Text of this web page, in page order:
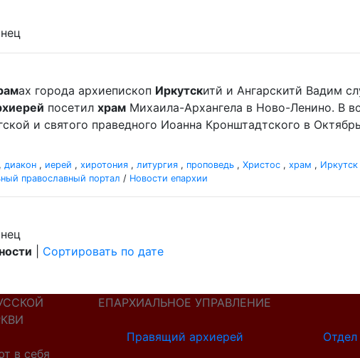
ах города архиепископ Иркутскитй и Ангарскитй Вадим
посетил храм Михаила-Архангела в Ново-Ленино. В
и святого праведного Иоанна Кронштадтского в
, диакон , иерей , хиротония , литургия , проповедь , Христос , храм , Иркутск
православный портал / Новости епархии
Сортировать по дате
в себя
ЕПАРХИАЛЬНОЕ УПРАВЛЕНИЕ
Правящий архиерей Отдел